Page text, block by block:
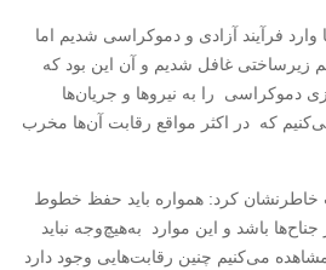
وارد فرآیند آزادی و دموکراسی شدیم اما
زیرساختی غافل شدیم و آن این بود که
دموکراسی را به نیروها و جریان‌ها
که در اکثر مواقع رقابت آن‌ها مخرب
کرد: همواره باید حفظ خطوط
باشد و این موارد به‌هیچ‌وجه نباید
می‌کنیم چنین رقابت‌هایی وجود دارد